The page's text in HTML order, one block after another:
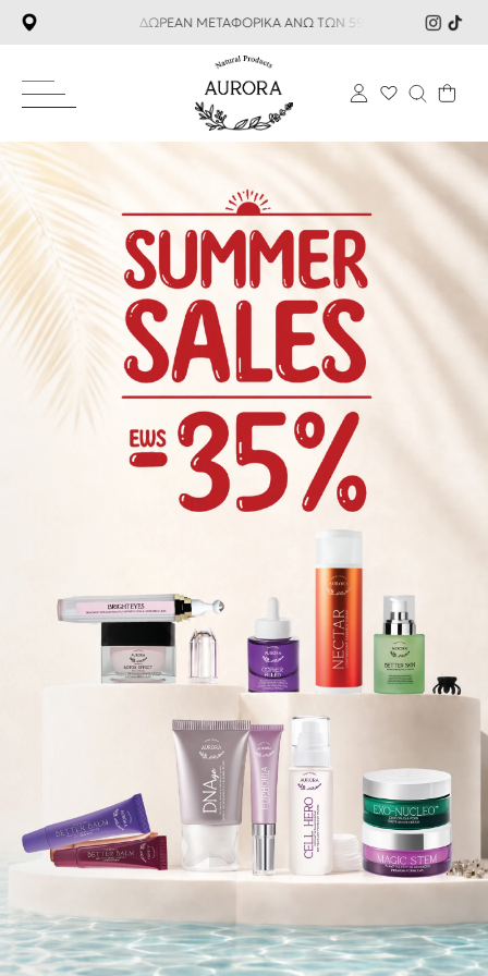
ΑΝΩ ΤΩΝ 59€ SUMMER SALES ΕΩΣ -35%